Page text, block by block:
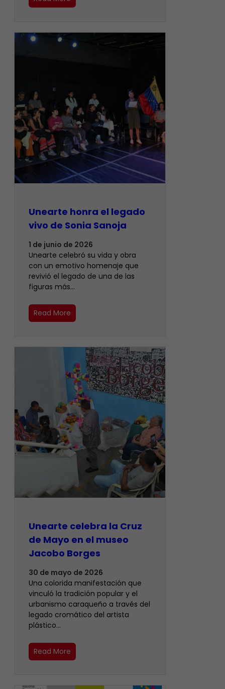
Unearte honra el legado
vivo de Sonia Sanoja
1 de junio de 2026
Unearte celebró su vida y obra
con un emotivo homenaje que
revivió el legado de una de las
figuras más…
Read More
Unearte celebra la Cruz
de Mayo en el museo
Jacobo Borges
30 de mayo de 2026
Una colorida manifestación que
vinculó la tradición popular y el
urbanismo caraqueño a través del
legado cromático del artista
plástico…
Read More